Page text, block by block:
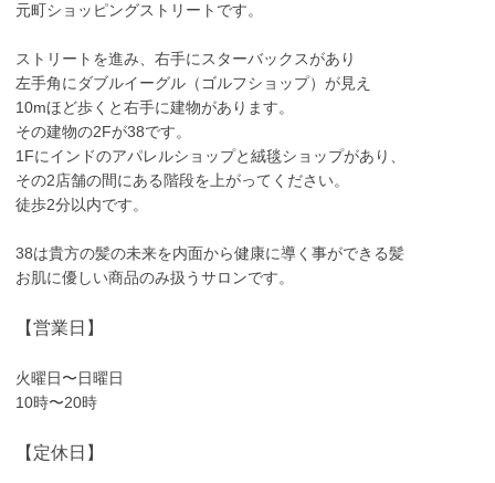
元町ショッピングストリートです。
ストリートを進み、右手にスターバックスがあり
左手角にダブルイーグル（ゴルフショップ）が見え
10mほど歩くと右手に建物があります。
その建物の2Fが38です。
1Fにインドのアパレルショップと絨毯ショップがあり、
その2店舗の間にある階段を上がってください。
徒歩2分以内です。
38は貴方の髪の未来を内面から健康に導く事ができる髪
お肌に優しい商品のみ扱うサロンです。
【営業日】
火曜日〜日曜日
10時〜20時
【定休日】